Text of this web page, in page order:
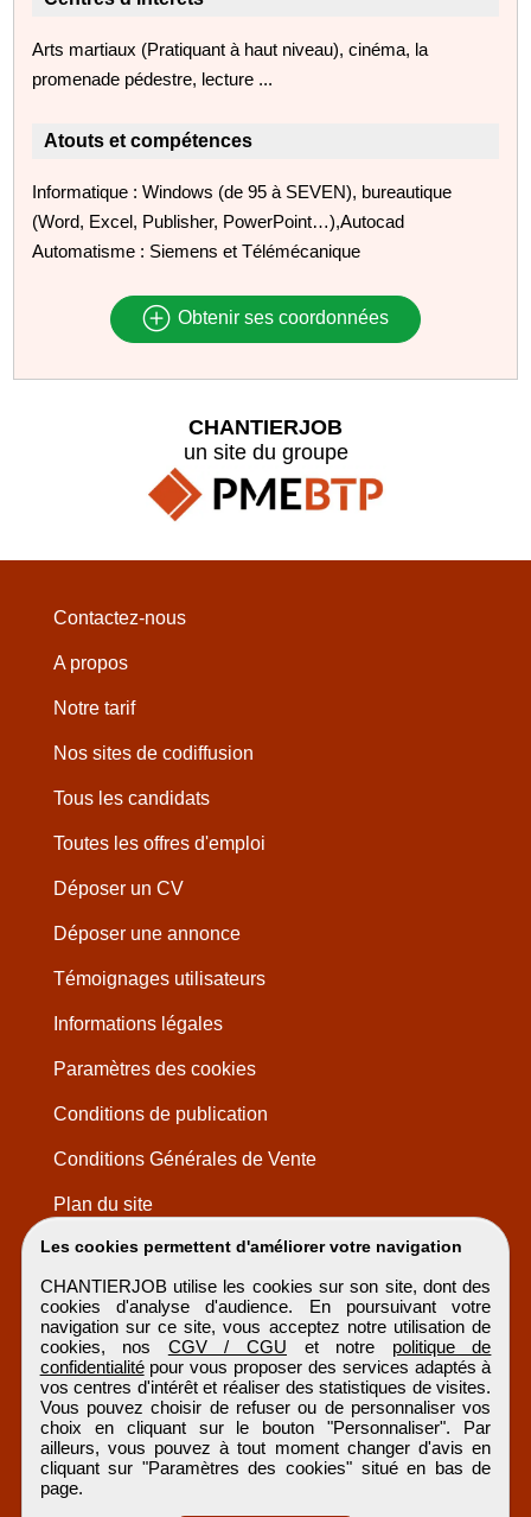
Arts martiaux (Pratiquant à haut niveau), cinéma, la
promenade pédestre, lecture ...
Atouts et compétences
Informatique : Windows (de 95 à SEVEN), bureautique
(Word, Excel, Publisher, PowerPoint…),Autocad
Automatisme : Siemens et Télémécanique
Obtenir ses coordonnées
Les cookies permettent d'améliorer votre navigation
CHANTIERJOB utilise les cookies sur son site, dont des
cookies d'analyse d'audience. En poursuivant votre
navigation sur ce site, vous acceptez notre utilisation de
cookies, nos CGV / CGU et notre politique de
confidentialitépour vous proposer des services adaptés à
vos centres d'intérêt et réaliser des statistiques de visites.
Vous pouvez choisir de refuser ou de personnaliser vos
choix en cliquant sur le bouton "Personnaliser". Par
ailleurs, vous pouvez à tout moment changer d'avis en
cliquant sur "Paramètres des cookies" situé en bas de
page.
CHANTIERJOB
un site du groupe
Contactez-nous
A propos
Notre tarif
Nos sites de codiffusion
Tous les candidats
Toutes les offres d'emploi
Déposer un CV
Déposer une annonce
Témoignages utilisateurs
Informations légales
Paramètres des cookies
Conditions de publication
Conditions Générales de Vente
Plan du site